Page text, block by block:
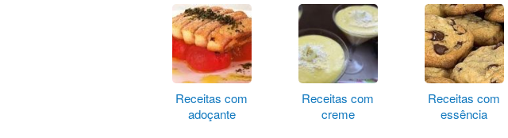
Receitas com
adoçante
Receitas com
creme
Receitas com
essência